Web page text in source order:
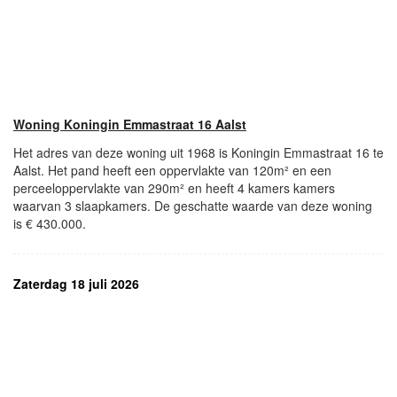
Woning Koningin Emmastraat 16 Aalst
Het adres van deze woning uit 1968 is Koningin Emmastraat 16 te
Aalst. Het pand heeft een oppervlakte van 120m² en een
perceeloppervlakte van 290m² en heeft 4 kamers kamers
waarvan 3 slaapkamers. De geschatte waarde van deze woning
is € 430.000.
Zaterdag 18 juli 2026